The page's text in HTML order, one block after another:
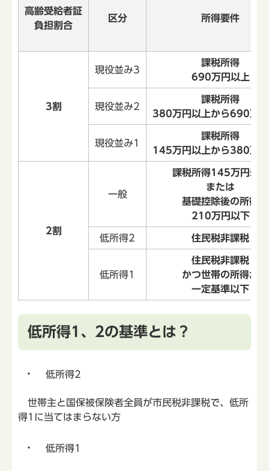
高齢受給者証
負担割合
区分 所得要件
3割
現役並み3
課税所得
690万円以上
現役並み2
課税所得
380万円以上から690万
現役並み1
課税所得
145万円以上から380万
2割
一般
課税所得145万円未満
または
基礎控除後の所得
210万円以下
低所得2 住民税非課税
低所得1
住民税非課税
かつ世帯の所得が
一定基準以下
低所得1、2の基準とは？
低所得2
世帯主と国保被保険者全員が市民税非課税で、低所
得1に当てはまらない方
低所得1